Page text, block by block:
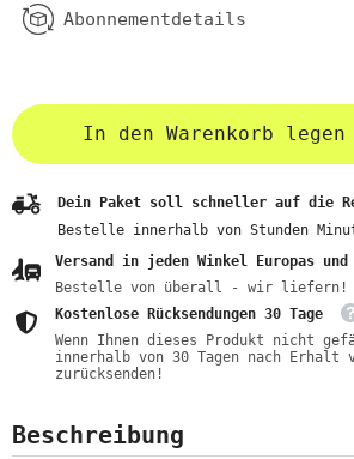
Abonnementdetails
In den Warenkorb legen
Dein Paket soll schneller auf die
Bestelle innerhalb von Stunden
Versand in jeden Winkel Europas
Bestelle von überall - wir liefern!
Kostenlose Rücksendungen 30 Tage
Wenn Ihnen dieses Produkt nicht
innerhalb von 30 Tagen nach
zurücksenden!
Beschreibung